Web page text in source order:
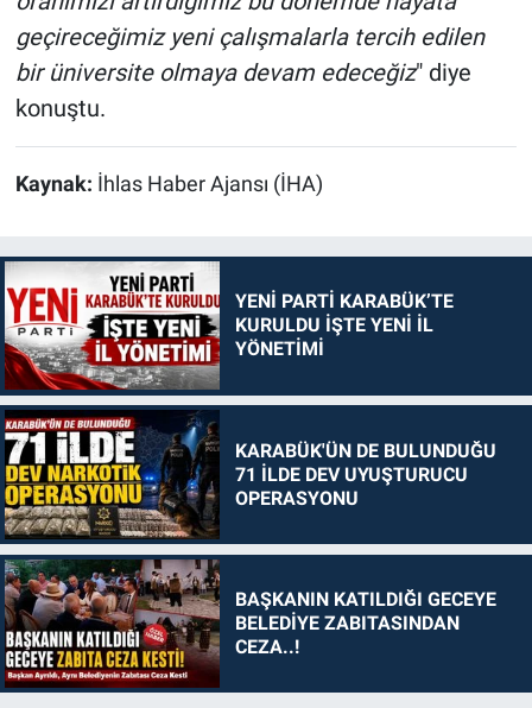
geçireceğimiz yeni çalışmalarla tercih edilen
bir üniversite olmaya devam edeceğiz" diye
konuştu.
Kaynak: İhlas Haber Ajansı (İHA)
YENİ PARTİ KARABÜK’TE
KURULDU İŞTE YENİ İL
YÖNETİMİ
KARABÜK'ÜN DE BULUNDUĞU
71 İLDE DEV UYUŞTURUCU
OPERASYONU
BAŞKANIN KATILDIĞI GECEYE
BELEDİYE ZABITASINDAN
CEZA..!